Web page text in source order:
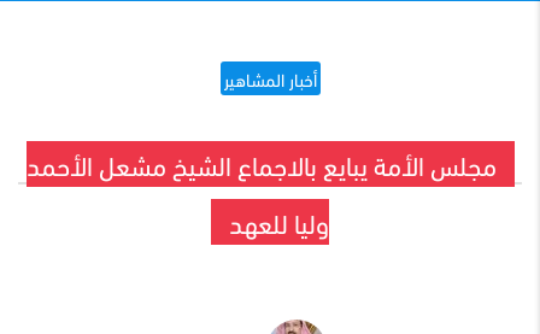
أخبار المشاهير
مجلس الأمة يبايع بالاجماع الشيخ مشعل الأحمد
وليا للعهد